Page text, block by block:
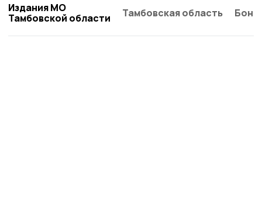
Издания МО
Тамбовской области
Тамбовская область